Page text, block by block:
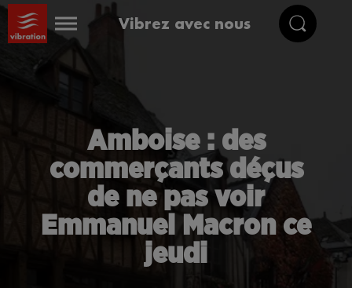
Vibrez avec nous
Amboise : des
commerçants déçus
de ne pas voir
Emmanuel Macron ce
jeudi